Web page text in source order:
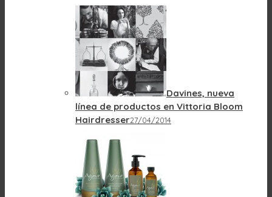
Davines, nueva
línea de productos en Vittoria Bloom
Hairdresser27/04/2014